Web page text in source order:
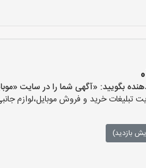
«آگهی شما را در سایت «موبایل سال»
خرید و فروش موبایل،لوازم
بازدید)